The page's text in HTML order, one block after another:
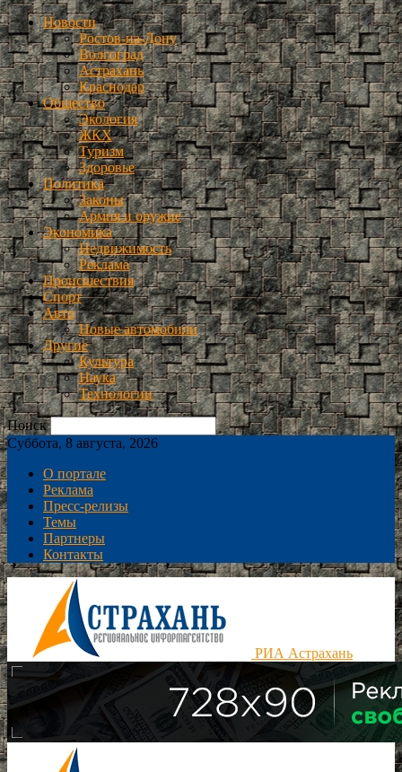
Новости
Ростов-на-Дону
Волгоград
Астрахань
Краснодар
Общество
Экология
ЖКХ
Туризм
Здоровье
Политика
Законы
Армия и оружие
Экономика
Недвижимость
Реклама
Происшествия
Спорт
Авто
Новые автомобили
Другие
Культура
Наука
Технологии
Поиск
Суббота, 8 августа, 2026
О портале
Реклама
Пресс-релизы
Темы
Партнеры
Контакты
РИА Астрахань